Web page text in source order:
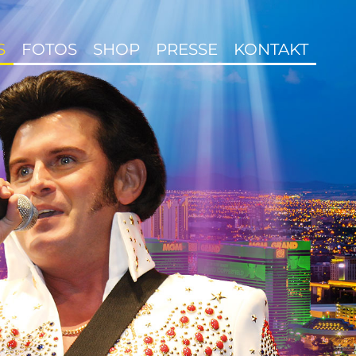
FOTOS SHOP PRESSE KONTAKT